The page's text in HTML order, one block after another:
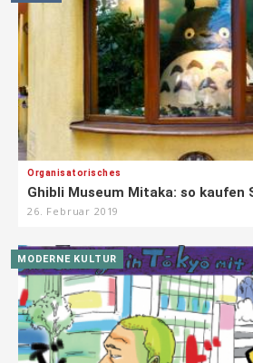
Organisatorisches
Ghibli Museum Mitaka: so kaufen
26. Februar 2019
MODERNE KULTUR